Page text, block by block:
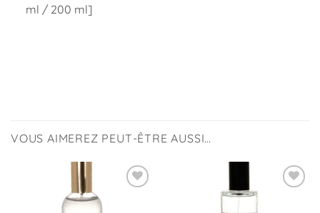
ml / 200 ml]
VOUS AIMEREZ PEUT-ÊTRE AUSSI…